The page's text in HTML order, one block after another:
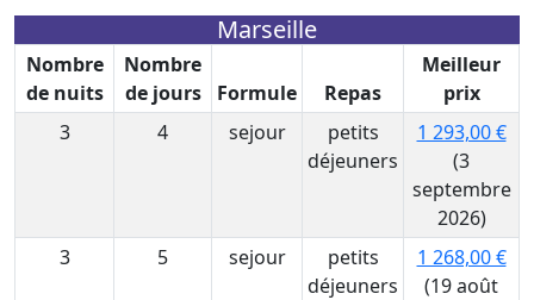
Marseille
Nombre
de nuits
Nombre
de jours
Formule Repas
Meilleur
prix
3
4 sejour
petits
déjeuners
1 293,00 €
(3
septembre
2026)
3
5 sejour
petits
déjeuners
1 268,00 €
(19 août